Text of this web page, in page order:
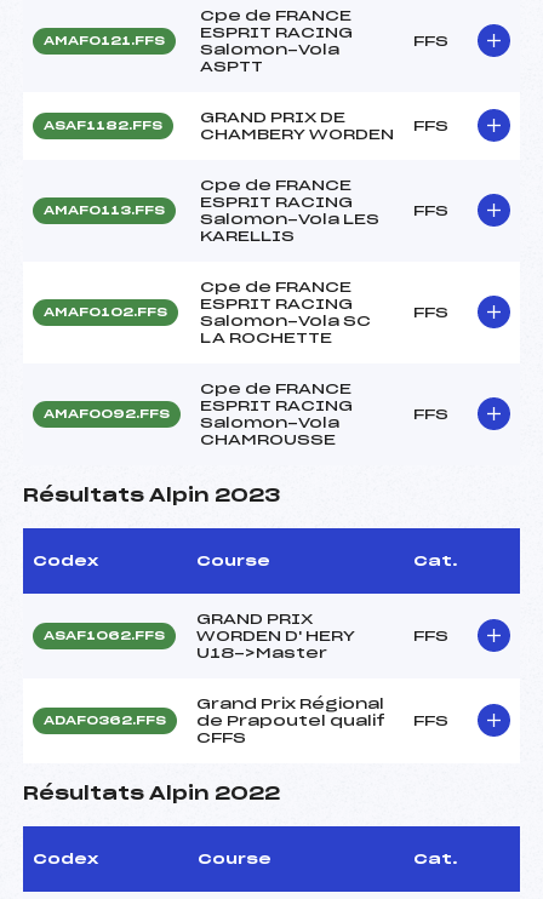
AMAF0121.FFS
Cpe de FRANCE
ESPRIT RACING
Salomon-Vola
ASPTT
FFS
ASAF1182.FFS
GRAND PRIX DE
CHAMBERY WORDEN
FFS
AMAF0113.FFS
Cpe de FRANCE
ESPRIT RACING
Salomon-Vola LES
KARELLIS
FFS
AMAF0102.FFS
Cpe de FRANCE
ESPRIT RACING
Salomon-Vola SC
LA ROCHETTE
FFS
AMAF0092.FFS
Cpe de FRANCE
ESPRIT RACING
Salomon-Vola
CHAMROUSSE
FFS
Résultats Alpin 2023
Codex Course Cat.
ASAF1062.FFS
GRAND PRIX
WORDEN D' HERY
U18->Master
FFS
ADAF0362.FFS
Grand Prix Régional
de Prapoutel qualif
CFFS
FFS
Résultats Alpin 2022
Codex Course Cat.